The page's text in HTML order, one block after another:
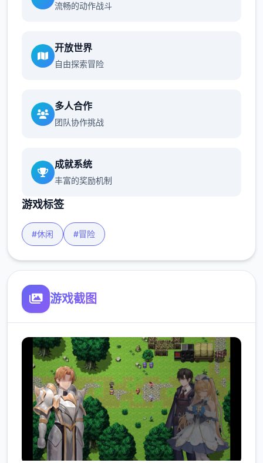
流畅的动作战斗
开放世界
自由探索冒险
多人合作
团队协作挑战
成就系统
丰富的奖励机制
游戏标签
#休闲 #冒险
游戏截图